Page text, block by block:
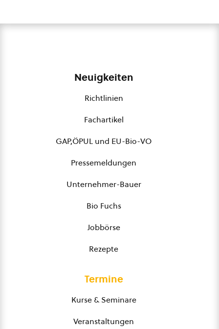
Neuigkeiten
Richtlinien
Fachartikel
GAP,ÖPUL und EU-Bio-VO
Pressemeldungen
Unternehmer-Bauer
Bio Fuchs
Jobbörse
Rezepte
Termine
Kurse & Seminare
Veranstaltungen